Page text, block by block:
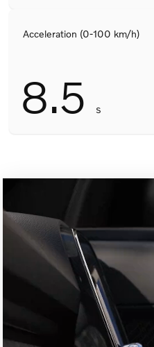
Acceleration (0-100 km/h)
8.5 s
IVY MOTORS